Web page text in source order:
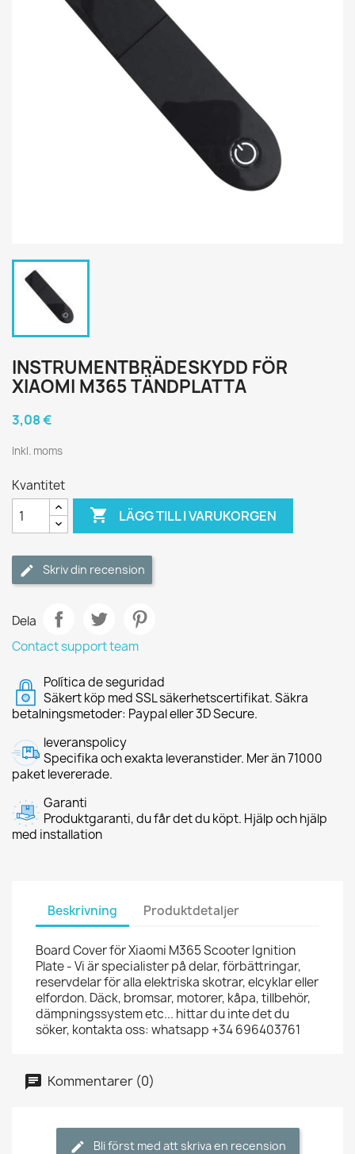
INSTRUMENTBRÄDESKYDD FÖR
XIAOMI M365 TÄNDPLATTA
3,08 €
Inkl. moms
Kvantitet
 LÄGG TILL I VARUKORGEN
Skriv din recension
Dela
Contact support team
Política de seguridad
Säkert köp med SSL säkerhetscertifikat. Säkra
betalningsmetoder: Paypal eller 3D Secure.
leveranspolicy
Specifika och exakta leveranstider. Mer än 71000
paket levererade.
Garanti
Produktgaranti, du får det du köpt. Hjälp och hjälp
med installation
Beskrivning Produktdetaljer
Board Cover för Xiaomi M365 Scooter Ignition
Plate - Vi är specialister på delar, förbättringar,
reservdelar för alla elektriska skotrar, elcyklar eller
elfordon. Däck, bromsar, motorer, kåpa, tillbehör,
dämpningssystem etc... hittar du inte det du
söker, kontakta oss: whatsapp +34 696403761
Kommentarer (0)
Bli först med att skriva en recension